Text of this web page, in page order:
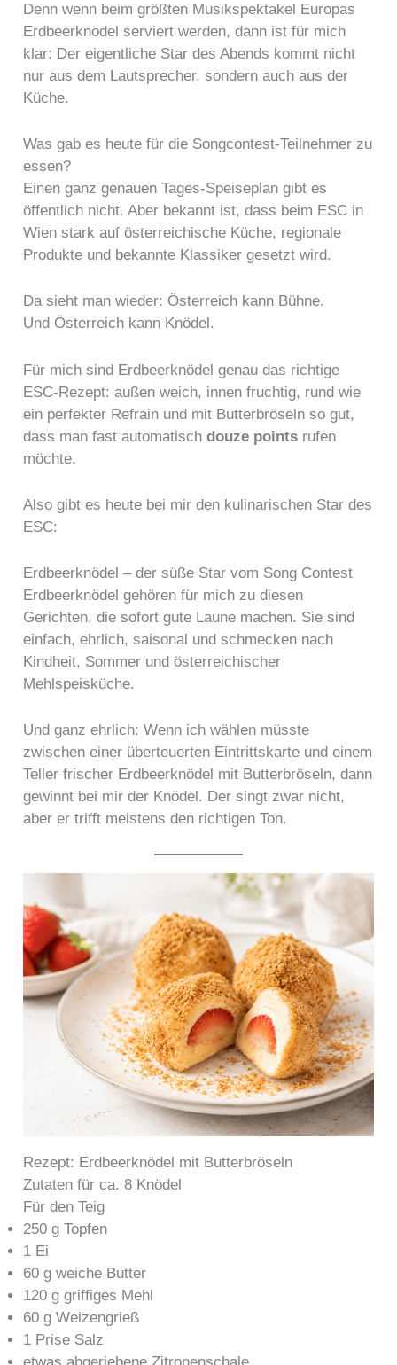
Denn wenn beim größten Musikspektakel Europas
Erdbeerknödel serviert werden, dann ist für mich
klar: Der eigentliche Star des Abends kommt nicht
nur aus dem Lautsprecher, sondern auch aus der
Küche.
Was gab es heute für die Songcontest-Teilnehmer zu
essen?
Einen ganz genauen Tages-Speiseplan gibt es
öffentlich nicht. Aber bekannt ist, dass beim ESC in
Wien stark auf österreichische Küche, regionale
Produkte und bekannte Klassiker gesetzt wird.
Da sieht man wieder: Österreich kann Bühne.
Und Österreich kann Knödel.
Für mich sind Erdbeerknödel genau das richtige
ESC-Rezept: außen weich, innen fruchtig, rund wie
ein perfekter Refrain und mit Butterbröseln so gut,
dass man fast automatischdouze points rufen
möchte.
Also gibt es heute bei mir den kulinarischen Star des
ESC:
Erdbeerknödel – der süße Star vom Song Contest
Erdbeerknödel gehören für mich zu diesen
Gerichten, die sofort gute Laune machen. Sie sind
einfach, ehrlich, saisonal und schmecken nach
Kindheit, Sommer und österreichischer
Mehlspeisküche.
Und ganz ehrlich: Wenn ich wählen müsste
zwischen einer überteuerten Eintrittskarte und einem
Teller frischer Erdbeerknödel mit Butterbröseln, dann
gewinnt bei mir der Knödel. Der singt zwar nicht,
aber er trifft meistens den richtigen Ton.
Rezept: Erdbeerknödel mit Butterbröseln
Zutaten für ca. 8 Knödel
Für den Teig
250 g Topfen
1 Ei
60 g weiche Butter
120 g griffiges Mehl
60 g Weizengrieß
1 Prise Salz